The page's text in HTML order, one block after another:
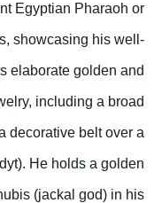
Egyptian Pharaoh or
showcasing his well-
elaborate golden and
including a broad
decorative belt over a
He holds a golden
(jackal god) in his